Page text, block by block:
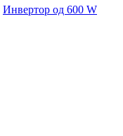
Инвертор од 600 W